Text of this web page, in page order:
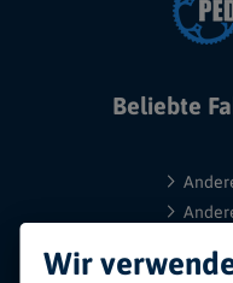
Beliebte
Wir